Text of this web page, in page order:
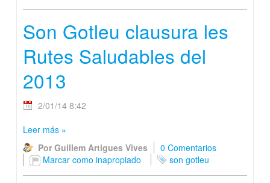
Son Gotleu clausura les
Rutes Saludables del
2013
2/01/14 8:42
Leer más »
Por Guillem Artigues Vives
0 Comentarios
Marcar como inapropiado
son gotleu